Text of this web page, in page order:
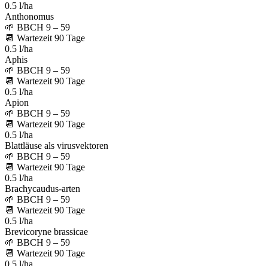
0.5 l/ha
Anthonomus
🌱 BBCH 9 – 59
📆 Wartezeit 90 Tage
0.5 l/ha
Aphis
🌱 BBCH 9 – 59
📆 Wartezeit 90 Tage
0.5 l/ha
Apion
🌱 BBCH 9 – 59
📆 Wartezeit 90 Tage
0.5 l/ha
Blattläuse als virusvektoren
🌱 BBCH 9 – 59
📆 Wartezeit 90 Tage
0.5 l/ha
Brachycaudus-arten
🌱 BBCH 9 – 59
📆 Wartezeit 90 Tage
0.5 l/ha
Brevicoryne brassicae
🌱 BBCH 9 – 59
📆 Wartezeit 90 Tage
0.5 l/ha